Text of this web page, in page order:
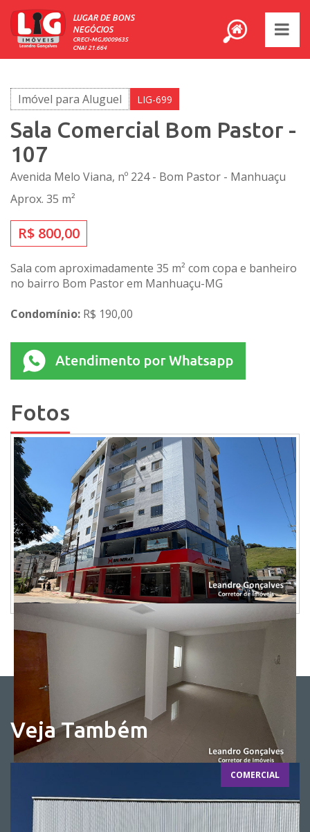
LUGAR DE BONS
NEGÓCIOS
CRECI-MGJ0009635
CNAI 21.664
Imóvel para Aluguel LIG-699
Sala Comercial Bom Pastor -
107
Avenida Melo Viana, nº 224 - Bom Pastor - Manhuaçu
Aprox. 35 m²
R$ 800,00
Sala com aproximadamente 35 m² com copa e banheiro
no bairro Bom Pastor em Manhuaçu-MG
Condomínio: R$ 190,00
Fotos
Veja Também
COMERCIAL